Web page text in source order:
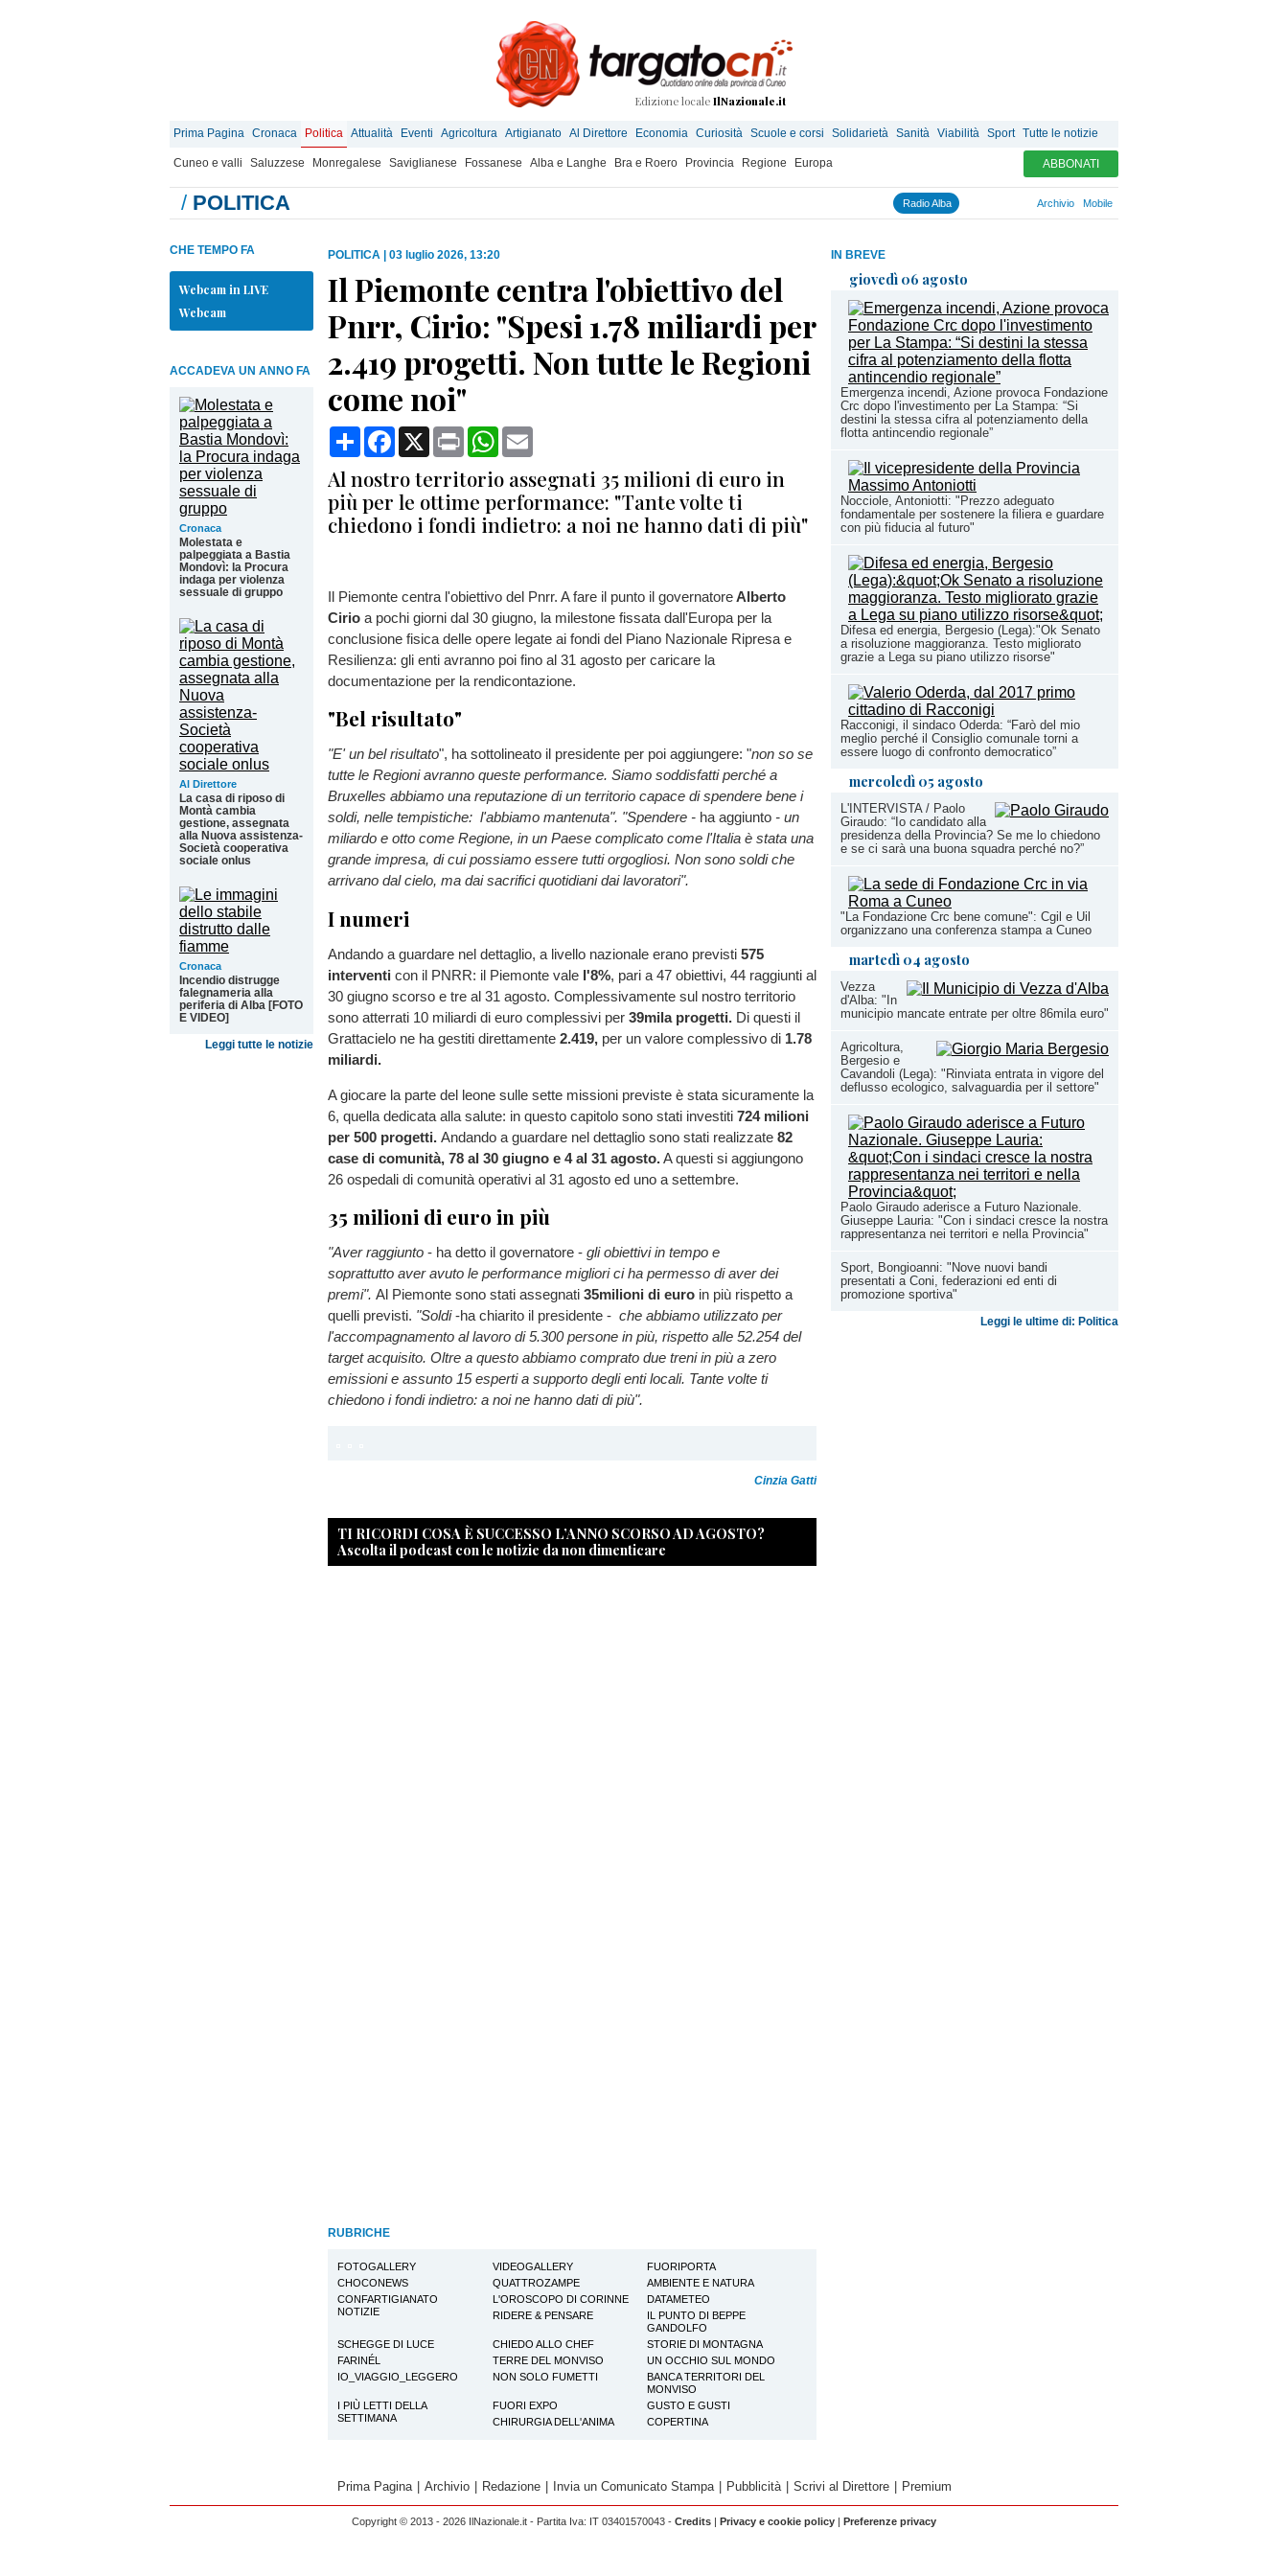
Edizione locale IlNazionale.it
Prima Pagina Cronaca Politica Attualità Eventi Agricoltura Artigianato Al Direttore Economia Curiosità Scuole e corsi Solidarietà Sanità Viabilità Sport Tutte le notizie
Cuneo e valli Saluzzese Monregalese Saviglianese Fossanese Alba e Langhe Bra e Roero Provincia Regione Europa ABBONATI
/ POLITICA Radio Alba Archivio Mobile
IN BREVE
giovedì 06 agosto
Emergenza incendi, Azione provoca Fondazione
Crc dopo l'investimento per La Stampa: “Si
destini la stessa cifra al potenziamento della
flotta antincendio regionale”
Nocciole, Antoniotti: "Prezzo adeguato
fondamentale per sostenere la filiera e guardare
con più fiducia al futuro"
Difesa ed energia, Bergesio (Lega):"Ok Senato
a risoluzione maggioranza. Testo migliorato
grazie a Lega su piano utilizzo risorse"
Racconigi, il sindaco Oderda: “Farò del mio
meglio perché il Consiglio comunale torni a
essere luogo di confronto democratico”
mercoledì 05 agosto
L'INTERVISTA / Paolo
Giraudo: “Io candidato alla
presidenza della Provincia? Se me lo chiedono
e se ci sarà una buona squadra perché no?”
"La Fondazione Crc bene comune": Cgil e Uil
organizzano una conferenza stampa a Cuneo
martedì 04 agosto
Vezza
d'Alba: "In
municipio mancate entrate per oltre 86mila euro"
Agricoltura,
Bergesio e
Cavandoli (Lega): "Rinviata entrata in vigore del
deflusso ecologico, salvaguardia per il settore"
Paolo Giraudo aderisce a Futuro Nazionale.
Giuseppe Lauria: "Con i sindaci cresce la nostra
rappresentanza nei territori e nella Provincia"
Sport, Bongioanni: "Nove nuovi bandi
presentati a Coni, federazioni ed enti di
promozione sportiva"
Leggi le ultime di: Politica
CHE TEMPO FA
Webcam in LIVE
Webcam
ACCADEVA UN ANNO FA
Cronaca
Molestata e
palpeggiata a Bastia
Mondovì: la Procura
indaga per violenza
sessuale di gruppo
Al Direttore
La casa di riposo di
Montà cambia
gestione, assegnata
alla Nuova assistenza-
Società cooperativa
sociale onlus
Cronaca
Incendio distrugge
falegnameria alla
periferia di Alba [FOTO
E VIDEO]
Leggi tutte le notizie
POLITICA 03 luglio 2026, 13:20
Il Piemonte centra l'obiettivo del
Pnrr, Cirio: "Spesi 1.78 miliardi per
2.419 progetti. Non tutte le Regioni
come noi"
CondividiFacebook
X Print WhatsApp
Al nostro territorio assegnati 35 milioni di euro in
più per le ottime performance: "Tante volte ti
chiedono i fondi indietro: a noi ne hanno dati di più"
Il Piemonte centra l'obiettivo del Pnrr. A fare il punto il governatoreAlberto
Cirio a pochi giorni dal 30 giugno, la milestone fissata dall'Europa per la
conclusione fisica delle opere legate ai fondi del Piano Nazionale Ripresa e
Resilienza: gli enti avranno poi fino al 31 agosto per caricare la
documentazione per la rendicontazione.
"Bel risultato"
"E' un bel risultato", ha sottolineato il presidente per poi aggiungere: "non so se
tutte le Regioni avranno queste performance. Siamo soddisfatti perché a
Bruxelles abbiamo una reputazione di un territorio capace di spendere bene i
soldi, nelle tempistiche: l'abbiamo mantenuta". "Spendere - ha aggiunto - un
miliardo e otto come Regione, in un Paese complicato come l'Italia è stata una
grande impresa, di cui possiamo essere tutti orgogliosi. Non sono soldi che
arrivano dal cielo, ma dai sacrifici quotidiani dai lavoratori".
I numeri
Andando a guardare nel dettaglio, a livello nazionale erano previsti 575
interventi con il PNRR: il Piemonte vale l'8%, pari a 47 obiettivi, 44 raggiunti al
30 giugno scorso e tre al 31 agosto. Complessivamente sul nostro territorio
sono atterrati 10 miliardi di euro complessivi per 39mila progetti. Di questi il
Grattacielo ne ha gestiti direttamente 2.419, per un valore complessivo di 1.78
miliardi.
A giocare la parte del leone sulle sette missioni previste è stata sicuramente la
6, quella dedicata alla salute: in questo capitolo sono stati investiti 724 milioni
per 500 progetti. Andando a guardare nel dettaglio sono stati realizzate 82
case di comunità, 78 al 30 giugno e 4 al 31 agosto.A questi si aggiungono
26 ospedali di comunità operativi al 31 agosto ed uno a settembre.
35 milioni di euro in più
"Aver raggiunto - ha detto il governatore - gli obiettivi in tempo e
soprattutto aver avuto le performance migliori ci ha permesso di aver dei
premi". Al Piemonte sono stati assegnati 35milioni di euro in più rispetto a
quelli previsti. "Soldi-ha chiarito il presidente - che abbiamo utilizzato per
l'accompagnamento al lavoro di 5.300 persone in più, rispetto alle 52.254 del
target acquisito. Oltre a questo abbiamo comprato due treni in più a zero
emissioni e assunto 15 esperti a supporto degli enti locali. Tante volte ti
chiedono i fondi indietro: a noi ne hanno dati di più".
Cinzia Gatti
TI RICORDI COSA È SUCCESSO L’ANNO SCORSO AD AGOSTO?
Ascolta il podcast con le notizie da non dimenticare
RUBRICHE
FOTOGALLERY VIDEOGALLERY
FUORIPORTA
CHOCONEWS
QUATTROZAMPE
AMBIENTE E NATURA
CONFARTIGIANATO
NOTIZIE
L'OROSCOPO DI CORINNE
DATAMETEO
RIDERE & PENSARE
IL PUNTO DI BEPPE
GANDOLFO
SCHEGGE DI LUCE
CHIEDO ALLO CHEF
STORIE DI MONTAGNA
FARINÉL
TERRE DEL MONVISO
UN OCCHIO SUL MONDO
IO_VIAGGIO_LEGGERO
NON SOLO FUMETTI
BANCA TERRITORI DEL
MONVISO
I PIÙ LETTI DELLA
SETTIMANA
FUORI EXPO
GUSTO E GUSTI
CHIRURGIA DELL'ANIMA
COPERTINA
Prima Pagina | Archivio | Redazione | Invia un Comunicato Stampa | Pubblicità | Scrivi al Direttore | Premium
Copyright © 2013 - 2026 IlNazionale.it - Partita Iva: IT 03401570043 - Credits | Privacy e cookie policy | Preferenze privacy